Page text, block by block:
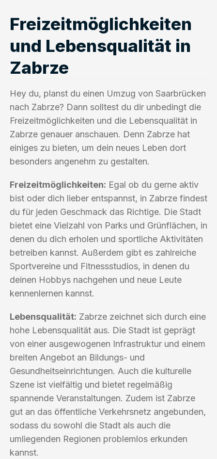
Freizeitmöglichkeiten
und Lebensqualität in
Zabrze
Hey du, planst du einen Umzug von Saarbrücken
nach Zabrze? Dann solltest du dir unbedingt die
Freizeitmöglichkeiten und die Lebensqualität in
Zabrze genauer anschauen. Denn Zabrze hat
einiges zu bieten, um dein neues Leben dort
besonders angenehm zu gestalten.
Freizeitmöglichkeiten: Egal ob du gerne aktiv
bist oder dich lieber entspannst, in Zabrze findest
du für jeden Geschmack das Richtige. Die Stadt
bietet eine Vielzahl von Parks und Grünflächen, in
denen du dich erholen und sportliche Aktivitäten
betreiben kannst. Außerdem gibt es zahlreiche
Sportvereine und Fitnessstudios, in denen du
deinen Hobbys nachgehen und neue Leute
kennenlernen kannst.
Lebensqualität: Zabrze zeichnet sich durch eine
hohe Lebensqualität aus. Die Stadt ist geprägt
von einer ausgewogenen Infrastruktur und einem
breiten Angebot an Bildungs- und
Gesundheitseinrichtungen. Auch die kulturelle
Szene ist vielfältig und bietet regelmäßig
spannende Veranstaltungen. Zudem ist Zabrze
gut an das öffentliche Verkehrsnetz angebunden,
sodass du sowohl die Stadt als auch die
umliegenden Regionen problemlos erkunden
kannst.